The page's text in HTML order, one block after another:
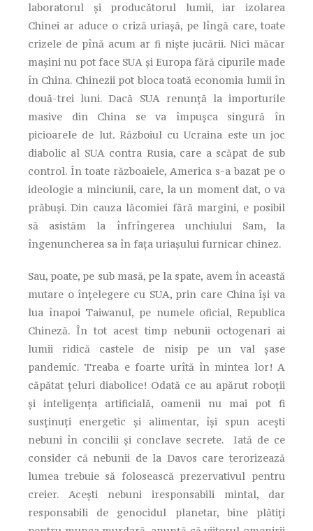
laboratorul şi producătorul lumii, iar izolarea
Chinei ar aduce o criză uriaşă, pe lîngă care, toate
crizele de pînă acum ar fi nişte jucării. Nici măcar
maşini nu pot face SUA şi Europa fără cipurile made
în China. Chinezii pot bloca toată economia lumii în
două-trei luni. Dacă SUA renunţă la importurile
masive din China se va împuşca singură în
picioarele de lut. Războiul cu Ucraina este un joc
diabolic al SUA contra Rusia, care a scăpat de sub
control. În toate războaiele, America s-a bazat pe o
ideologie a minciunii, care, la un moment dat, o va
prăbuşi. Din cauza lăcomiei fără margini, e posibil
să asistăm la înfrîngerea unchiului Sam, la
îngenuncherea sa în faţa uriaşului furnicar chinez.
Sau, poate, pe sub masă, pe la spate, avem în această
mutare o înţelegere cu SUA, prin care China îşi va
lua înapoi Taiwanul, pe numele oficial, Republica
Chineză. În tot acest timp nebunii octogenari ai
lumii ridică castele de nisip pe un val şase
pandemic. Treaba e foarte urîtă în mintea lor! A
căpătat ţeluri diabolice! Odată ce au apărut roboţii
şi inteligenţa artificială, oamenii nu mai pot fi
susţinuţi energetic şi alimentar, îşi spun aceşti
nebuni în concilii şi conclave secrete. Iată de ce
consider că nebunii de la Davos care terorizează
lumea trebuie să folosească prezervativul pentru
creier. Aceşti nebuni iresponsabili mintal, dar
responsabili de genocidul planetar, bine plătiţi